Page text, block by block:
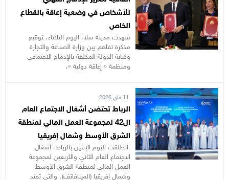
للأشخاص في وضعية إعاقة بالقطاع
الخاص
شهدت مدينة سلا، اليوم الثلاثاء، توقيع
مذكرة تفاهم بين وزارة الصناعة والتجارة
وكتابة الدولة المكلفة بالإدماج الاجتماعي
ومنظمة « إعاقة دولية »،
الرباط تحتضن أشغال الاجتماع العام
ال42 لمجموعة العمل المالي لمنطقة
الشرق الأوسط وشمال إفريقيا
انطلقت اليوم الإثنين بالرباط، أشغال
الاجتماع العام الثاني والأربعين لمجموعة
العمل المالي لمنطقة الشرق الأوسط
وشمال إفريقيا (المينافاتف)، والتي تمتد